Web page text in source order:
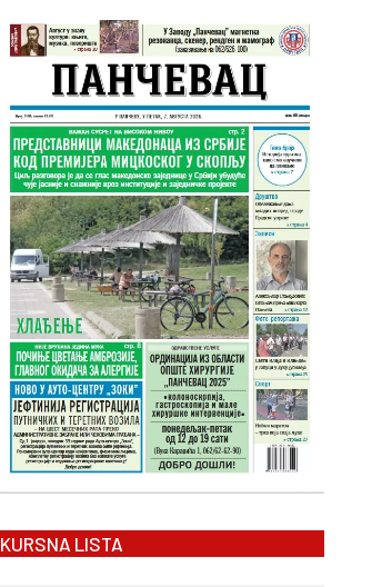
KURSNA LISTA